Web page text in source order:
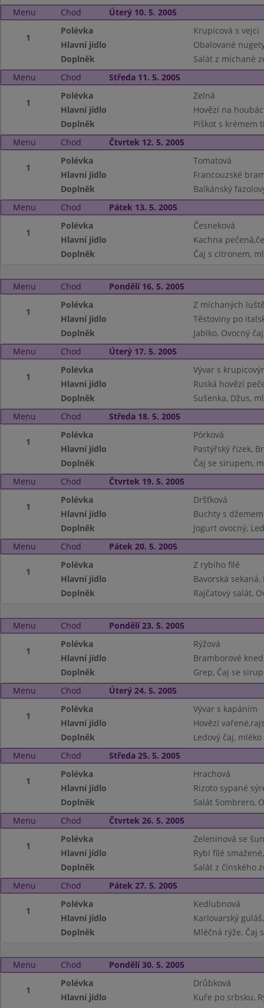
Menu
Chod Úterý 10. 5. 2005
1
Polévka
Krupicová s vejci
Hlavní jídlo
Obalované
Doplněk
Salát z míchané
Menu
Chod Středa 11. 5. 2005
1
Polévka
Zelná
Hlavní jídlo
Hovězí na
Doplněk
Piškot s krémem
Menu
Chod Čtvrtek 12. 5. 2005
1
Polévka
Tomatová
Hlavní jídlo
Francouzské
Doplněk
Balkánský
Menu
Chod Pátek 13. 5. 2005
1
Polévka
Česneková
Hlavní jídlo
Kachna
Doplněk
Čaj s citronem,
Menu Chod Pondělí 16. 5. 2005
1
Polévka
Z míchaných
Hlavní jídlo
Těstoviny po
Doplněk
Jablko, Ovocný
Menu
Chod Úterý 17. 5. 2005
1
Polévka
Vývar s
Hlavní jídlo
Ruská hovězí
Doplněk
Sušenka, Džus,
Menu
Chod Středa 18. 5. 2005
1
Polévka
Pórková
Hlavní jídlo
Pastýřský řízek,
Doplněk
Čaj se sirupem,
Menu
Chod Čtvrtek 19. 5. 2005
1
Polévka
Dršťková
Hlavní jídlo
Buchty s
Doplněk
Jogurt ovocný,
Menu
Chod Pátek 20. 5. 2005
1
Polévka
Z rybího filé
Hlavní jídlo
Bavorská
Doplněk
Rajčatový salát,
Menu Chod Pondělí 23. 5. 2005
1
Polévka
Rýžová
Hlavní jídlo
Bramborové
Doplněk
Grep, Čaj se
Menu
Chod Úterý 24. 5. 2005
1
Polévka
Vývar s kapáním
Hlavní jídlo
Hovězí
Doplněk
Ledový čaj, mléko
Menu
Chod Středa 25. 5. 2005
1
Polévka
Hrachová
Hlavní jídlo
Rizoto sypané
Doplněk
Salát Sombrero,
Menu
Chod Čtvrtek 26. 5. 2005
1
Polévka
Zeleninová se
Hlavní jídlo
Rybí filé
Doplněk
Salát z čínského
Menu
Chod Pátek 27. 5. 2005
1
Polévka
Kedlubnová
Hlavní jídlo
Karlovarský
Doplněk
Mléčná rýže, Čaj
Menu Chod Pondělí 30. 5. 2005
1
Polévka
Drůbková
Hlavní jídlo
Kuře po srbsku,